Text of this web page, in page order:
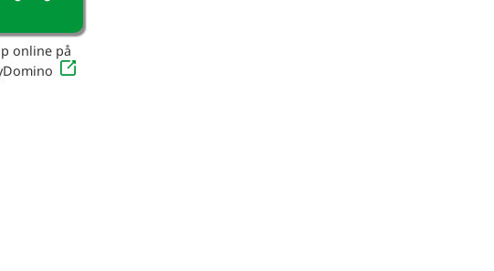
online på